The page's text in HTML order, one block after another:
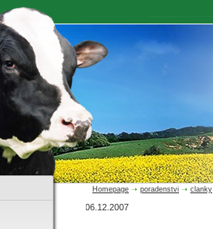
Homepage ➝ poradenstvi ➝ clanky
06.12.2007